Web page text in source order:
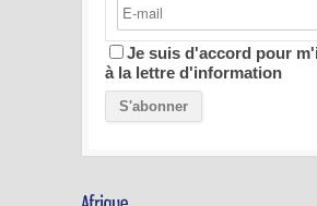
Je suis d'accord pour
à la lettre d'information